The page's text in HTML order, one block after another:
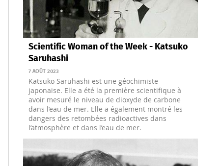
Scientific Woman of the Week - Katsuko
Saruhashi
7 AOÛT 2023
Katsuko Saruhashi est une géochimiste
japonaise. Elle a été la première scientifique à
avoir mesuré le niveau de dioxyde de carbone
dans l’eau de mer. Elle a également montré les
dangers des retombées radioactives dans
l’atmosphère et dans l’eau de mer.